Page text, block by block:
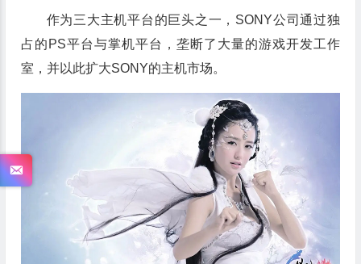
作为三大主机平台的巨头之一，SONY公司通过独
占的PS平台与掌机平台，垄断了大量的游戏开发工作
室，并以此扩大SONY的主机市场。